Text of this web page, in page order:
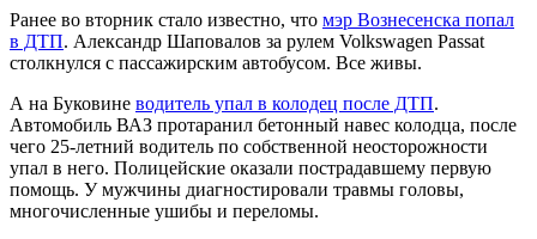
Ранее во вторник стало известно, что мэр Вознесенска попал
в ДТП. Александр Шаповалов за рулем Volkswagen Passat
столкнулся с пассажирским автобусом. Все живы.
А на Буковине водитель упал в колодец после ДТП.
Автомобиль ВАЗ протаранил бетонный навес колодца, после
чего 25-летний водитель по собственной неосторожности
упал в него. Полицейские оказали пострадавшему первую
помощь. У мужчины диагностировали травмы головы,
многочисленные ушибы и переломы.